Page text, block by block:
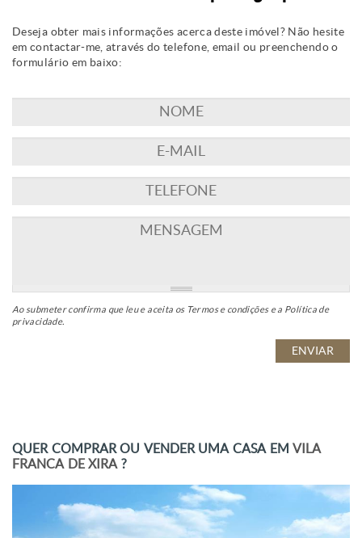
Deseja obter mais informações acerca deste imóvel? Não hesite
em contactar-me, através do telefone, email ou preenchendo o
formulário em baixo:
Ao submeter confirma que leu e aceita os Termos e condiçõese a Política de
privacidade.
QUER COMPRAR OU VENDER UMA CASA EMVILA
FRANCA DE XIRA ?